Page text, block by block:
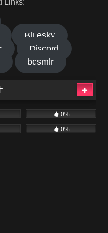
Links:
Bluesky
Discord
bdsmlr
0%
0%